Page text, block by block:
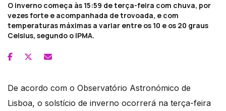
O inverno começa às 15:59 de terça-feira com chuva, por
vezes forte e acompanhada de trovoada, e com
temperaturas máximas a variar entre os 10 e os 20 graus
Celsius, segundo o IPMA.
De acordo com o Observatório Astronómico de
Lisboa, o solstício de inverno ocorrerá na terça-feira